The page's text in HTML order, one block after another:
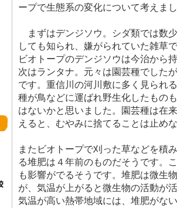
ープで生態系の変化について考えま
まずはデンジソウ。シダ類では数
しても知られ、嫌がられていた雑草
ビオトープのデンジソウは今治から
次はランタナ。元々は園芸種でした
です。重信川の河川敷に多く見られ
種が鳥などに運ばれ野生化したもの
はないかと思いました。園芸種は在
えると、むやみに捨てることは止め
またビオトープで刈った草などを積
る堆肥は４年前のものだそうです。
も影響がでるそうです。堆肥は微生
が、気温が上がると微生物の活動が
気温が高い熱帯地域には、堆肥がな